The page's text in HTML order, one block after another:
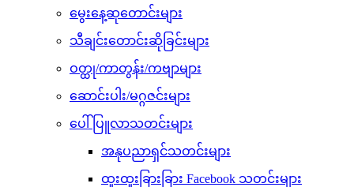
မွေးနေ့ဆုတောင်းများ
သီချင်းတောင်းဆိုခြင်းများ
ဝတ္ထု/ကာတွန်း/ကဗျာများ
ဆောင်းပါး/မဂ္ဂဇင်းများ
ပေါ်ပြူလာသတင်းများ
အနုပညာရှင်သတင်းများ
ထူးထူးခြားခြား Facebook သတင်းများ